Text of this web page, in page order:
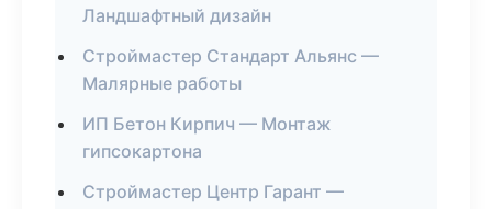
Ландшафтный дизайн
Строймастер Стандарт Альянс —
Малярные работы
ИП Бетон Кирпич — Монтаж
гипсокартона
Строймастер Центр Гарант —